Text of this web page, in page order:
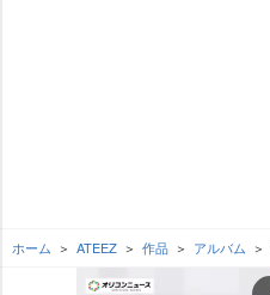
ホーム ATEEZ 作品 アルバム